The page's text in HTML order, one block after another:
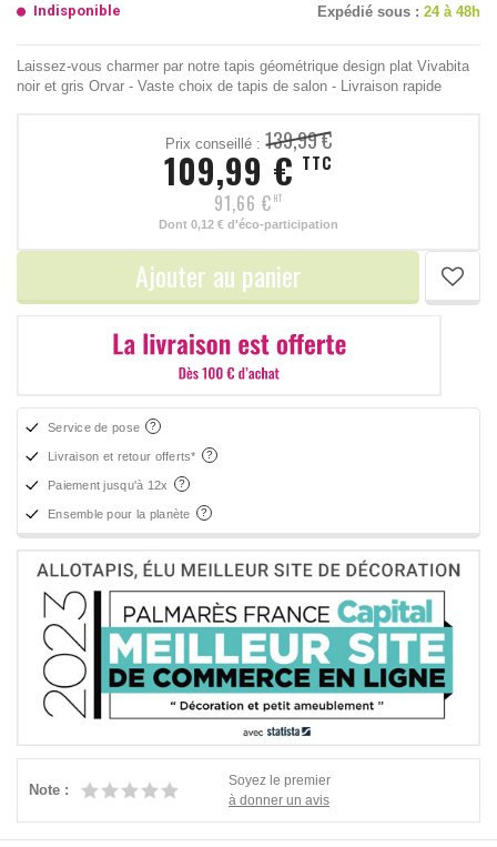
Indisponible Expédié sous : 24 à 48h
Laissez-vous charmer par notre tapis géométrique design plat Vivabita
noir et gris Orvar - Vaste choix de tapis de salon - Livraison rapide
Prix conseillé : 139,99 €
109,99 € TTC
91,66 € HT
Dont 0,12 € d'éco-participation
Ajouter au panier
Service de pose
Livraison et retour offerts*
Paiement jusqu'à 12x
Ensemble pour la planète
Note :
Soyez le premier
à donner un avis